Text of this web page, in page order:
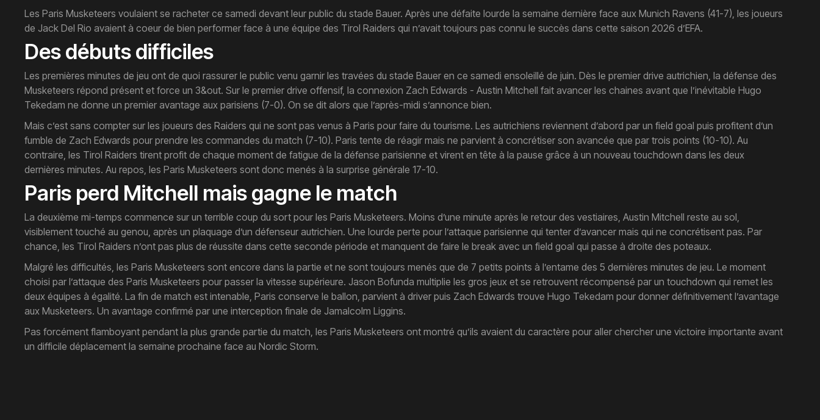
Les Paris Musketeers voulaient se racheter ce samedi devant leur public du stade Bauer. Après une défaite lourde la semaine dernière face aux Munich Ravens (41-7), les joueurs
de Jack Del Rio avaient à coeur de bien performer face à une équipe des Tirol Raiders qui n’avait toujours pas connu le succès dans cette saison 2026 d’EFA.
Des débuts difficiles
Les premières minutes de jeu ont de quoi rassurer le public venu garnir les travées du stade Bauer en ce samedi ensoleillé de juin. Dès le premier drive autrichien, la défense des
Musketeers répond présent et force un 3&out. Sur le premier drive offensif, la connexion Zach Edwards - Austin Mitchell fait avancer les chaines avant que l’inévitable Hugo
Tekedam ne donne un premier avantage aux parisiens (7-0). On se dit alors que l’après-midi s’annonce bien.
Mais c’est sans compter sur les joueurs des Raiders qui ne sont pas venus à Paris pour faire du tourisme. Les autrichiens reviennent d’abord par un field goal puis profitent d’un
fumble de Zach Edwards pour prendre les commandes du match (7-10). Paris tente de réagir mais ne parvient à concrétiser son avancée que par trois points (10-10). Au
contraire, les Tirol Raiders tirent profit de chaque moment de fatigue de la défense parisienne et virent en tête à la pause grâce à un nouveau touchdown dans les deux
dernières minutes. Au repos, les Paris Musketeers sont donc menés à la surprise générale 17-10.
Paris perd Mitchell mais gagne le match
La deuxième mi-temps commence sur un terrible coup du sort pour les Paris Musketeers. Moins d’une minute après le retour des vestiaires, Austin Mitchell reste au sol,
visiblement touché au genou, après un plaquage d’un défenseur autrichien. Une lourde perte pour l’attaque parisienne qui tenter d’avancer mais qui ne concrétisent pas. Par
chance, les Tirol Raiders n’ont pas plus de réussite dans cette seconde période et manquent de faire le break avec un field goal qui passe à droite des poteaux.
Malgré les difficultés, les Paris Musketeers sont encore dans la partie et ne sont toujours menés que de 7 petits points à l’entame des 5 dernières minutes de jeu. Le moment
choisi par l’attaque des Paris Musketeers pour passer la vitesse supérieure. Jason Bofunda multiplie les gros jeux et se retrouvent récompensé par un touchdown qui remet les
deux équipes à égalité. La fin de match est intenable, Paris conserve le ballon, parvient à driver puis Zach Edwards trouve Hugo Tekedam pour donner définitivement l’avantage
aux Musketeers. Un avantage confirmé par une interception finale de Jamalcolm Liggins.
Pas forcément flamboyant pendant la plus grande partie du match, les Paris Musketeers ont montré qu’ils avaient du caractère pour aller chercher une victoire importante avant
un difficile déplacement la semaine prochaine face au Nordic Storm.